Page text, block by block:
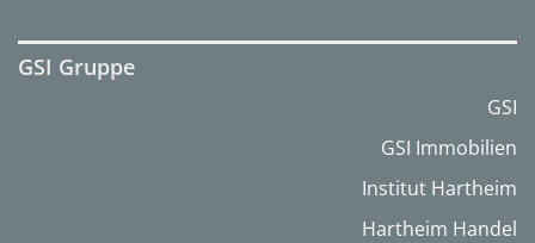
GSI Gruppe
GSI
GSI Immobilien
Institut Hartheim
Hartheim Handel